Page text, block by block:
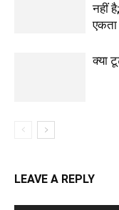
नहीं
एकता
क्या
LEAVE A REPLY